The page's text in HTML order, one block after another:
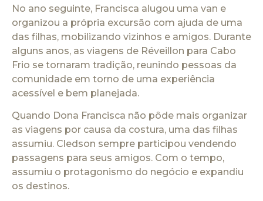
No ano seguinte, Francisca alugou uma van e
organizou a própria excursão com ajuda de uma
das filhas, mobilizando vizinhos e amigos. Durante
alguns anos, as viagens de Réveillon para Cabo
Frio se tornaram tradição, reunindo pessoas da
comunidade em torno de uma experiência
acessível e bem planejada.
Quando Dona Francisca não pôde mais organizar
as viagens por causa da costura, uma das filhas
assumiu. Cledson sempre participou vendendo
passagens para seus amigos. Com o tempo,
assumiu o protagonismo do negócio e expandiu
os destinos.